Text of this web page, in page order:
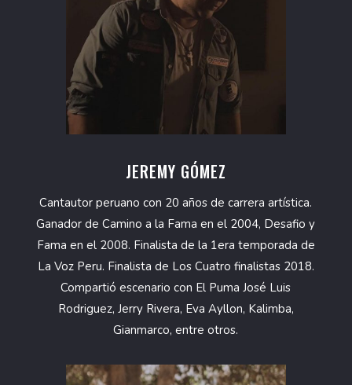
JEREMY GÓMEZ
Cantautor peruano con 20 años de carrera artística.
Ganador de Camino a la Fama en el 2004, Desafio y
Fama en el 2008. Finalista de la 1era temporada de
La Voz Peru. Finalista de Los Cuatro finalistas 2018.
Compartió escenario con El Puma José Luis
Rodriguez, Jerry Rivera, Eva Ayllon, Kalimba,
Gianmarco, entre otros.